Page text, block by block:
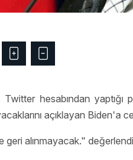
Twitter hesabından yaptığı
açıklayan Biden'a
geri alınmayacak."